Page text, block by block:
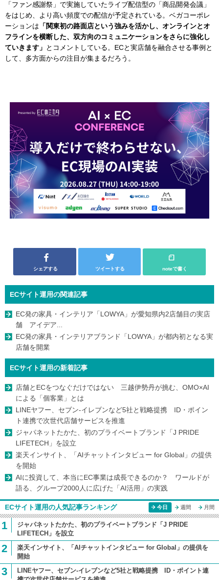
「ファン感謝祭」で実施していたライブ配信型の「商品開発会議」
をはじめ、より高い頻度での配信が予定されている。ベガコーポレ
ーションは 「関東初の路面店という強みを活かし、オンラインとオ
フラインを横断した、双方向のコミュニケーションをさらに強化し
ていきます」 とコメントしている。ECと実店舗を融合させる事例と
して、多方面からの注目が集まるだろう。
シェアする ツイートする noteで書く
ECサイト運用の関連記事
EC発の家具・インテリア「LOWYA」が愛知県内2店舗目の実店
舗 アイデア...
EC発の家具・インテリアブランド「LOWYA」が都内初となる実
店舗を開業
ECサイト運用の新着記事
店舗とECをつなぐだけではない 三越伊勢丹が挑む、OMO×AI
による「個客業」とは
LINEヤフー、セブン-イレブンなど5社と戦略提携 ID・ポイン
ト連携で次世代店舗サービスを推進
ジャパネットたかた、初のプライベートブランド「J PRIDE
LIFETECH」を設立
楽天インサイト、「AIチャットインタビュー for Global」の提供
を開始
AIに投資して、本当にEC事業は成長できるのか？ ワールドが
語る、グループ2000人に広げた「AI活用」の実践
ECサイト運用の人気記事ランキング 今日 週間 月間
1
ジャパネットたかた、初のプライベートブランド「J PRIDE
LIFETECH」を設立
2
楽天インサイト、「AIチャットインタビュー for Global」の提供を
開始
3
LINEヤフー、セブン-イレブンなど5社と戦略提携 ID・ポイント連